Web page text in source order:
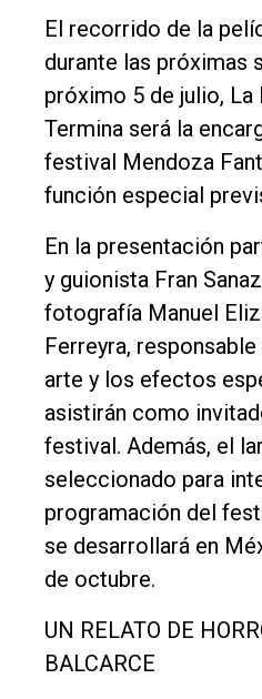
El recorrido de la
durante las próximas
próximo 5 de julio, La
Termina será la
festival Mendoza
función especial
En la presentación
y guionista Fran
fotografía Manuel
Ferreyra,
arte y los efectos
asistirán como
festival. Además, el
seleccionado para
programación del
se desarrollará en
de octubre.
UN RELATO DE
BALCARCE